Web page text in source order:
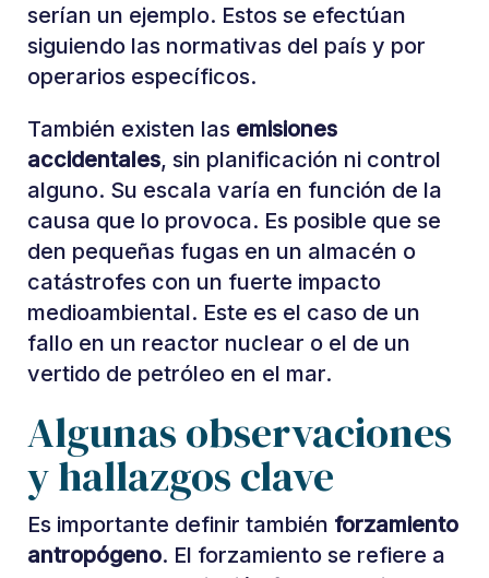
serían un ejemplo. Estos se efectúan
siguiendo las normativas del país y por
operarios específicos.
También existen las emisiones
accidentales, sin planificación ni control
alguno. Su escala varía en función de la
causa que lo provoca. Es posible que se
den pequeñas fugas en un almacén o
catástrofes con un fuerte impacto
medioambiental. Este es el caso de un
fallo en un reactor nuclear o el de un
vertido de petróleo en el mar.
Algunas observaciones
y hallazgos clave
Es importante definir también forzamiento
antropógeno. El forzamiento se refiere a